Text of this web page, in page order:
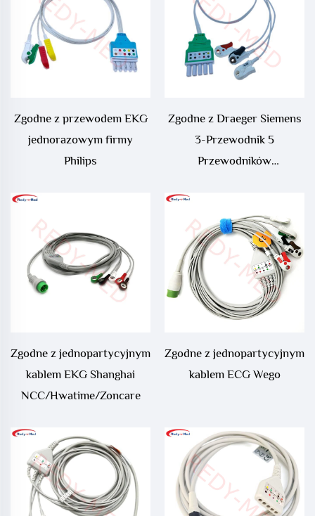
Zgodne z przewodem EKG
jednorazowym firmy
Philips
Zgodne z Draeger Siemens
3-Przewodnik 5
Przewodników
Zgodne z jednopartycyjnym
kablem EKG Shanghai
NCC/Hwatime/Zoncare
Zgodne z jednopartycyjnym
kablem ECG Wego